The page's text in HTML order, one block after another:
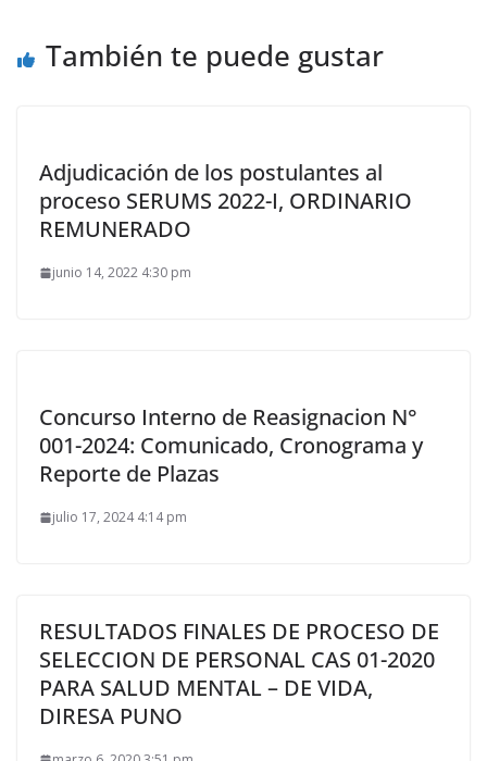
También te puede gustar
Adjudicación de los postulantes al
proceso SERUMS 2022-I, ORDINARIO
REMUNERADO
junio 14, 2022 4:30 pm
Concurso Interno de Reasignacion N°
001-2024: Comunicado, Cronograma y
Reporte de Plazas
julio 17, 2024 4:14 pm
RESULTADOS FINALES DE PROCESO DE
SELECCION DE PERSONAL CAS 01-2020
PARA SALUD MENTAL – DE VIDA,
DIRESA PUNO